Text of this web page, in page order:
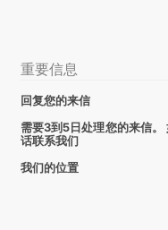
重要信息
回复您的来信
需要3到5日处理您的来信
话联系我们
我们的位置